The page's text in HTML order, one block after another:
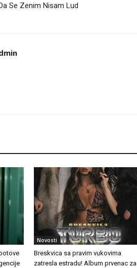
Se Zenim Nisam Lud
Novosti
Breskvica sa pravim vukovima
zatresla estradu! Album prvenac za